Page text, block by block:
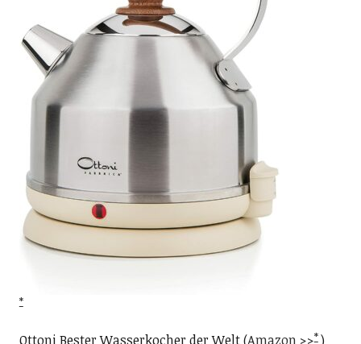
Ottoni Bester Wasserkocher der Welt (Amazon >> )